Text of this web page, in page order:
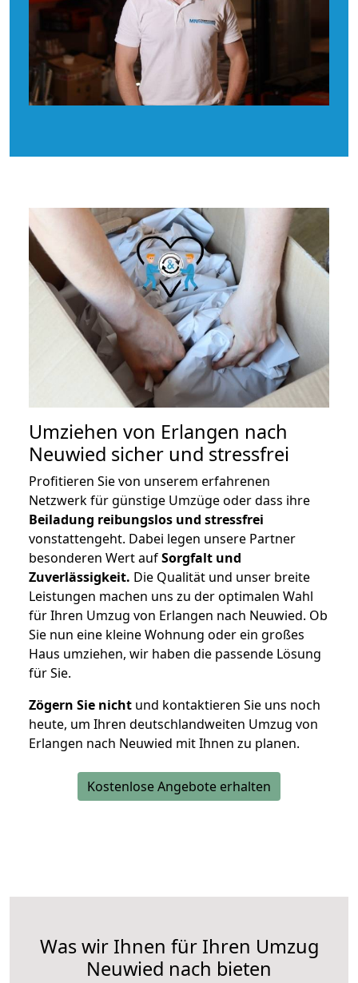
Umziehen von Erlangen nach
Neuwied sicher und stressfrei
Profitieren Sie von unserem erfahrenen
Netzwerk für günstige Umzüge oder dass ihre
Beiladung reibungslos und stressfrei
vonstattengeht. Dabei legen unsere Partner
besonderen Wert aufSorgfalt und
Zuverlässigkeit. Die Qualität und unser breite
Leistungen machen uns zu der optimalen Wahl
für Ihren Umzug von Erlangen nach Neuwied. Ob
Sie nun eine kleine Wohnung oder ein großes
Haus umziehen, wir haben die passende Lösung
für Sie.
Zögern Sie nicht und kontaktieren Sie uns noch
heute, um Ihren deutschlandweiten Umzug von
Erlangen nach Neuwied mit Ihnen zu planen.
Kostenlose Angebote erhalten
Was wir Ihnen für Ihren Umzug
Neuwied nach bieten